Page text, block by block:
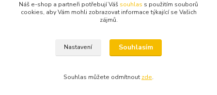
info@elektronymburk.cz
dodavatele.
Náš e-shop a partneři potřebují Váš souhlas s použitím souborů
cookies, aby Vám mohli zobrazovat informace týkající se Vašich
zájmů.
Nastavení Souhlasím
Souhlas můžete odmítnout zde.